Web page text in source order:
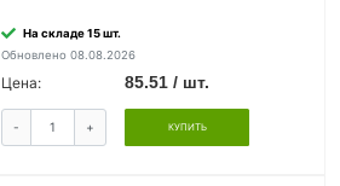
На складе 15 шт.
Обновлено 08.08.2026
Цена: 85.51 / шт.
- + КУПИТЬ